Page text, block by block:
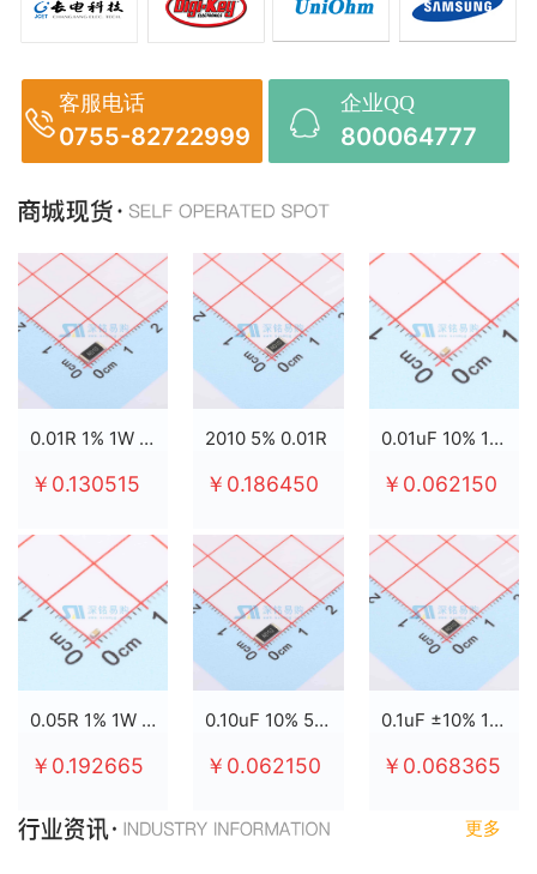
客服电话
0755-82722999
企业QQ
800064777
0.01R 1% 1W 2512
￥0.130515
2010 5% 0.01R
￥0.186450
0.01uF 10% 100V X7R 0603
￥0.062150
0.05R 1% 1W 2512
￥0.192665
0.10uF 10% 50V X7R 0805
￥0.062150
0.1uF ±10% 100V X7R 0805
￥0.068365
更多